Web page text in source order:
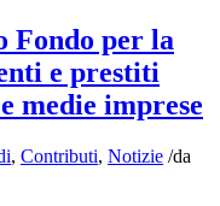
Fondo per la
e prestiti
medie imprese
, Contributi, Notizie /da